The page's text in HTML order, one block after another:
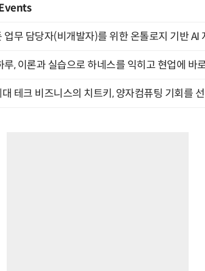
업무 담당자(비개발자)를 위한 온톨로지 기반
루, 이론과 실습으로 하네스를 익히고 현업에 바
대 테크 비즈니스의 치트키, 양자컴퓨팅 기회를